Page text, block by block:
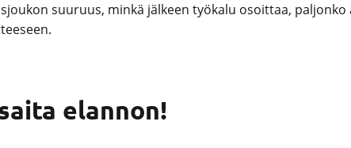
suuruus, minkä jälkeen työkalu osoittaa,
elannon!